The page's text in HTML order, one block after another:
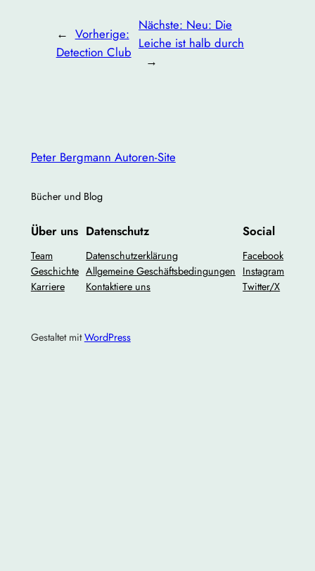
← Vorherige:
Detection Club
Nächste: Neu: Die
Leiche ist halb durch
→
Peter Bergmann Autoren-Site
Bücher und Blog
Über uns
Team
Geschichte
Karriere
Datenschutz
Datenschutzerklärung
Allgemeine Geschäftsbedingungen
Kontaktiere uns
Social
Facebook
Instagram
Twitter/X
Gestaltet mitWordPress